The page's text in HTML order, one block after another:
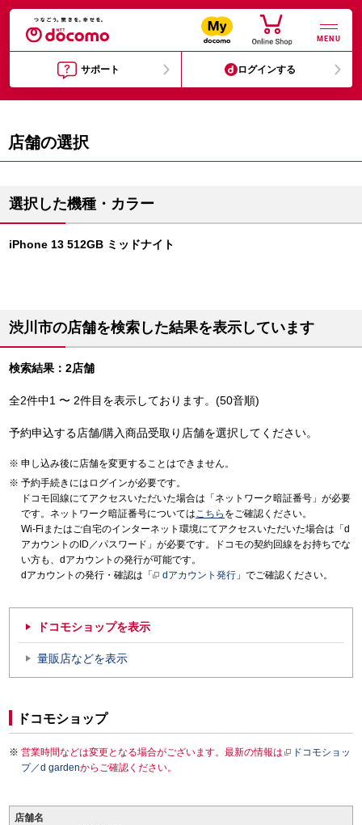
MENU
サポート ログインする
店舗の選択
選択した機種・カラー
iPhone 13 512GB ミッドナイト
渋川市の店舗を検索した結果を表示しています
検索結果：2店舗
全2件中1 〜 2件目を表示しております。(50音順)
予約申込する店舗/購入商品受取り店舗を選択してください。
申し込み後に店舗を変更することはできません。
予約手続きにはログインが必要です。
ドコモ回線にてアクセスいただいた場合は「ネットワーク暗証番号」が必要
です。ネットワーク暗証番号についてはこちら をご確認ください。
Wi-Fiまたはご自宅のインターネット環境にてアクセスいただいた場合は「d
アカウントのID／パスワード」が必要です。ドコモの契約回線をお持ちでな
い方も、dアカウントの発行が可能です。
dアカウントの発行・確認は「
dアカウント発行 」でご確認ください。
ドコモショップを表示
量販店などを表示
ドコモショップ
営業時間などは変更となる場合がございます。最新の情報は
ドコモショッ
プ／d gardenからご確認ください。
店舗名